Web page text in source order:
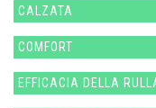
CALZATA
COMFORT
EFFICACIA DELLA